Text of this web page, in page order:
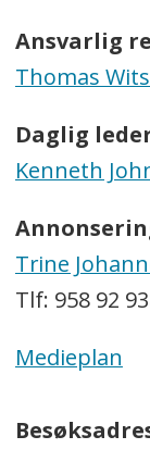
Ansvarlig
Thomas
Daglig
Kenneth
Trine
Tlf: 958 92
Medieplan